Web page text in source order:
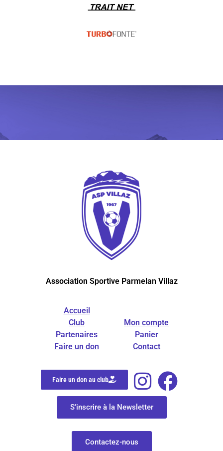
Association Sportive Parmelan Villaz
Accueil
Club
Partenaires
Faire un don
Mon compte
Panier
Contact
Faire un don au club
S'inscrire à la Newsletter
Contactez-nous